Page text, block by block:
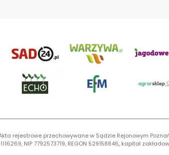
rejestrowe przechowywane w Sądzie Rejonowym
NIP 7792573719, REGON 529158846, kapitał